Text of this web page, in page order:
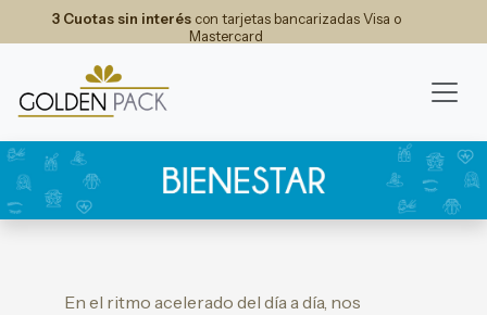
3 Cuotas sin interéscon tarjetas bancarizadas Visa o
Mastercard
En el ritmo acelerado del día a día, nos